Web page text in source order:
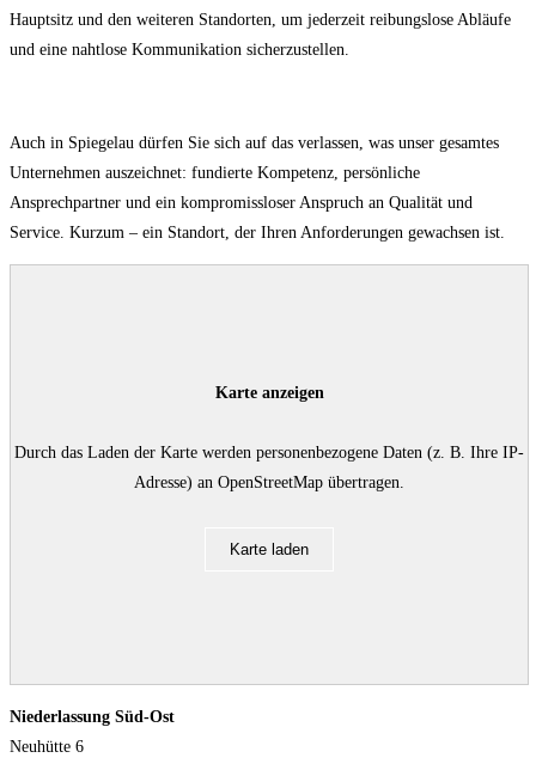
Hauptsitz und den weiteren Standorten, um jederzeit reibungslose Abläufe
und eine nahtlose Kommunikation sicherzustellen.
Auch in Spiegelau dürfen Sie sich auf das verlassen, was unser gesamtes
Unternehmen auszeichnet: fundierte Kompetenz, persönliche
Ansprechpartner und ein kompromissloser Anspruch an Qualität und
Service. Kurzum – ein Standort, der Ihren Anforderungen gewachsen ist.
Karte anzeigen
Durch das Laden der Karte werden personenbezogene Daten (z. B. Ihre IP-
Adresse) an OpenStreetMap übertragen.
Karte laden
Niederlassung Süd-Ost
Neuhütte 6